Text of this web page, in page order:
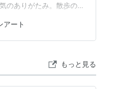
のありがたみ。散歩の歩
にゃんこ大戦争の日記
アート
もっと見る